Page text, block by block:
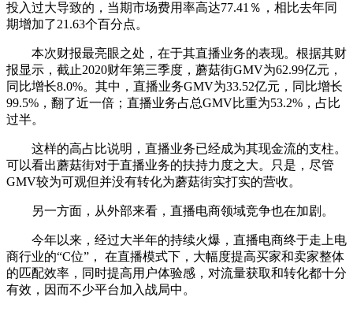
投入过大导致的，当期市场费用率高达77.41％，相比去年同
期增加了21.63个百分点。
本次财报最亮眼之处，在于其直播业务的表现。根据其财
报显示，截止2020财年第三季度，蘑菇街GMV为62.99亿元，
同比增长8.0%。其中，直播业务GMV为33.52亿元，同比增长
99.5%，翻了近一倍；直播业务占总GMV比重为53.2%，占比
过半。
这样的高占比说明，直播业务已经成为其现金流的支柱。
可以看出蘑菇街对于直播业务的扶持力度之大。只是，尽管
GMV较为可观但并没有转化为蘑菇街实打实的营收。
另一方面，从外部来看，直播电商领域竞争也在加剧。
今年以来，经过大半年的持续火爆，直播电商终于走上电
商行业的“C位”， 在直播模式下，大幅度提高买家和卖家整体
的匹配效率，同时提高用户体验感，对流量获取和转化都十分
有效，因而不少平台加入战局中。